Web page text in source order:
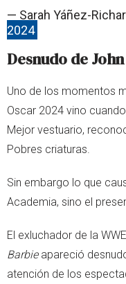
— Sarah Yáñez-
2024
Desnudo de
Uno de los momentos
Oscar 2024 vino
Mejor vestuario,
Pobres criaturas.
Sin embargo lo que
Academia, sino el
El exluchador de la
Barbie apareció
atención de los